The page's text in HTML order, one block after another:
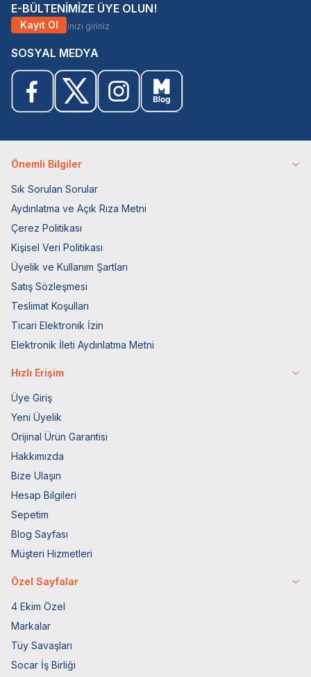
E-BÜLTENİMİZE ÜYE OLUN!
Kayıt Ol
SOSYAL MEDYA
Önemli Bilgiler
Sık Sorulan Sorular
Aydınlatma ve Açık Rıza Metni
Çerez Politikası
Kişisel Veri Politikası
Üyelik ve Kullanım Şartları
Satış Sözleşmesi
Teslimat Koşulları
Ticari Elektronik İzin
Elektronik İleti Aydınlatma Metni
Hızlı Erişim
Üye Giriş
Yeni Üyelik
Orijinal Ürün Garantisi
Hakkımızda
Bize Ulaşın
Hesap Bilgileri
Sepetim
Blog Sayfası
Müşteri Hizmetleri
Özel Sayfalar
4 Ekim Özel
Markalar
Tüy Savaşları
Socar İş Birliği